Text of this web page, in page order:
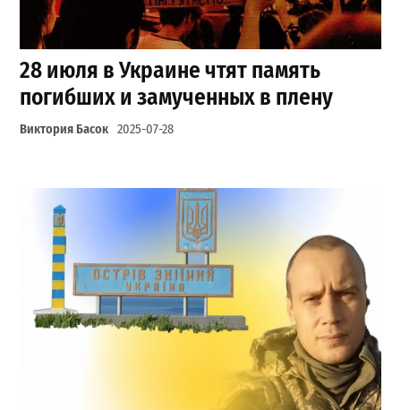
28 июля в Украине чтят память
погибших и замученных в плену
Виктория Басок 2025-07-28